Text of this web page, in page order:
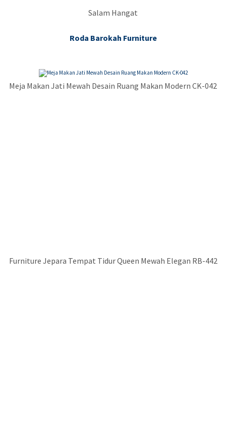
Salam Hangat
Roda Barokah Furniture
Meja Makan Jati Mewah Desain Ruang Makan Modern CK-042
Furniture Jepara Tempat Tidur Queen Mewah Elegan RB-442